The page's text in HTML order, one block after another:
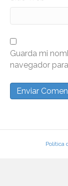
Guarda mi
navegador
Política